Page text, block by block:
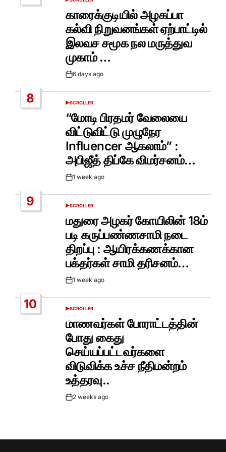
POSTED
காரைக்குடியில் அழகப்பா
கல்வி நிறுவனங்கள் ஏற்பாட்டில்
இலவச சமூக நல மருத்துவ
முகாம் …
Post6 days ago
8
POSTED
IN
SCROLLER
“மோடி பிரதமர் வேலையை
விட்டுவிட்டு முழுநேர
Influencer ஆகலாம்” :
அபிஜீத் திப்கே விமர்சனம்…
Post1 week ago
9
POSTED
SCROLLER
மதுரை அழகர் கோயிலின் 18ம்
படி கருப்பண்ணசாமி நடை
திறப்பு : ஆயிரக்கணக்கான
பக்தர்கள் சாமி தரிசனம்…
Post1 week ago
10
POSTED
SCROLLER
மாணவர்கள் போராட்டத்தின்
போது கைது
செய்யப்பட்டவர்களை
விடுவிக்க உச்ச நீதிமன்றம்
உத்தரவு..
Post2 weeks ago